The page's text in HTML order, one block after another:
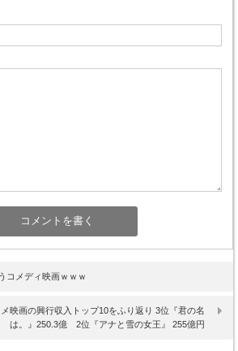
コメディ映画ｗｗｗ
メ映画の興行収入トップ10をふり返り 3位『君の名
は。』250.3億 2位『アナと雪の女王』 255億円